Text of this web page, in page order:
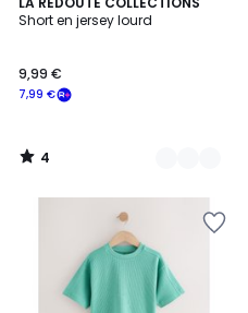
Short en jersey lourd
7,99 €
9,99 €
/
2
Couleurs
4
/